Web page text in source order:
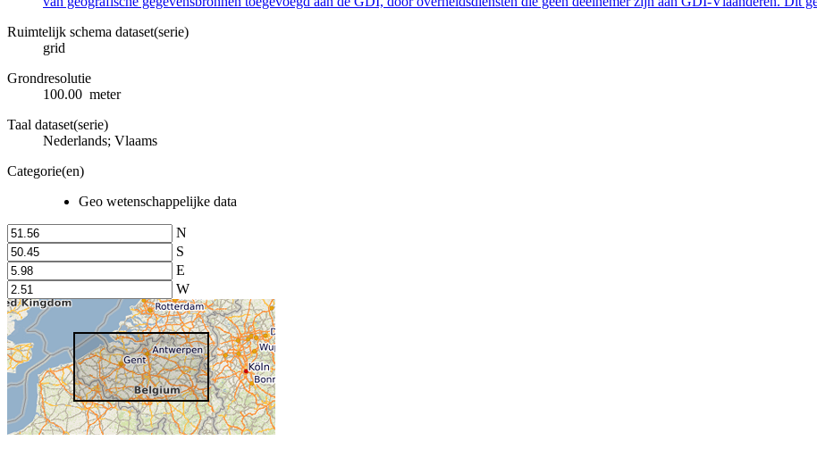
Ruimtelijk schema dataset(serie)
grid
Grondresolutie
100.00 meter
Taal dataset(serie)
Nederlands; Vlaams
Categorie(en)
Geo wetenschappelijke data
N
S
E
W